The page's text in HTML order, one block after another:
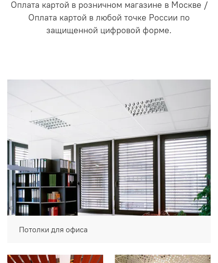
Оплата картой в розничном магазине в Москве /
Оплата картой в любой точке России по
защищенной цифровой форме.
Потолки для офиса